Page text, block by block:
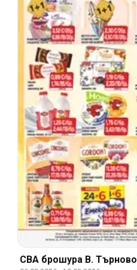
CBA брошура В. Търново